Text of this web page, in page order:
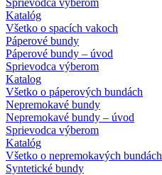
Sprievodca výberom
Katalóg
Všetko o spacích vakoch
Páperové bundy
Páperové bundy – úvod
Sprievodca výberom
Katalog
Všetko o páperových bundách
Nepremokavé bundy
Nepremokavé bundy – úvod
Sprievodca výberom
Katalóg
Všetko o nepremokavých bundách
Syntetické bundy